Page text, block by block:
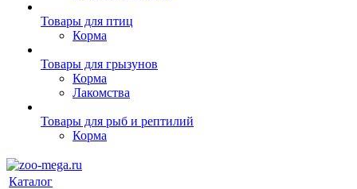
Товары для птиц
Корма
Товары для грызунов
Корма
Лакомства
Товары для рыб и рептилий
Корма
Каталог